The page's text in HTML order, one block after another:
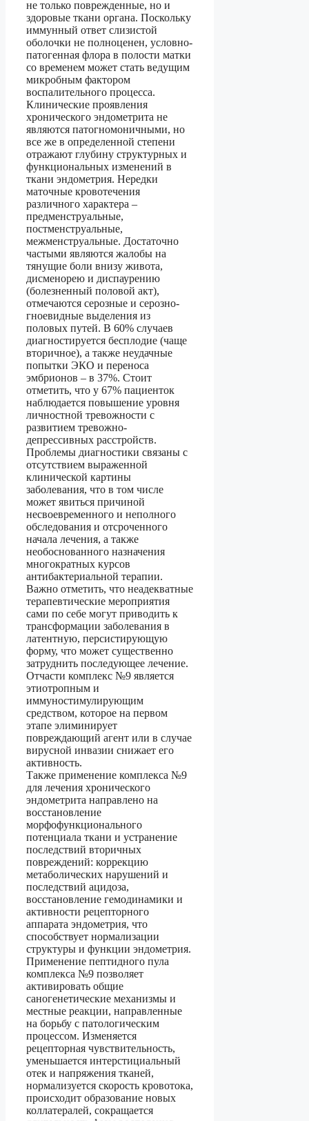
не только поврежденные, но и
здоровые ткани органа. Поскольку
иммунный ответ слизистой
оболочки не полноценен, условно-
патогенная флора в полости матки
со временем может стать ведущим
микробным фактором
воспалительного процесса.
Клинические проявления
хронического эндометрита не
являются патогномоничными, но
все же в определенной степени
отражают глубину структурных и
функциональных изменений в
ткани эндометрия. Нередки
маточные кровотечения
различного характера –
предменструальные,
постменструальные,
межменструальные. Достаточно
частыми являются жалобы на
тянущие боли внизу живота,
дисменорею и диспаурению
(болезненный половой акт),
отмечаются серозные и серозно-
гноевидные выделения из
половых путей. В 60% случаев
диагностируется бесплодие (чаще
вторичное), а также неудачные
попытки ЭКО и переноса
эмбрионов – в 37%. Стоит
отметить, что у 67% пациенток
наблюдается повышение уровня
личностной тревожности с
развитием тревожно-
депрессивных расстройств.
Проблемы диагностики связаны с
отсутствием выраженной
клинической картины
заболевания, что в том числе
может явиться причиной
несвоевременного и неполного
обследования и отсроченного
начала лечения, а также
необоснованного назначения
многократных курсов
антибактериальной терапии.
Важно отметить, что неадекватные
терапевтические мероприятия
сами по себе могут приводить к
трансформации заболевания в
латентную, персистирующую
форму, что может существенно
затруднить последующее лечение.
Отчасти комплекс №9 является
этиотропным и
иммуностимулирующим
средством, которое на первом
этапе элиминирует
повреждающий агент или в случае
вирусной инвазии снижает его
активность.
Также применение комплекса №9
для лечения хронического
эндометрита направлено на
восстановление
морфофункционального
потенциала ткани и устранение
последствий вторичных
повреждений: коррекцию
метаболических нарушений и
последствий ацидоза,
восстановление гемодинамики и
активности рецепторного
аппарата эндометрия, что
способствует нормализации
структуры и функции эндометрия.
Применение пептидного пула
комплекса №9 позволяет
активировать общие
саногенетические механизмы и
местные реакции, направленные
на борьбу с патологическим
процессом. Изменяется
рецепторная чувствительность,
уменьшается интерстициальный
отек и напряжения тканей,
нормализуется скорость кровотока,
происходит образование новых
коллатералей, сокращается